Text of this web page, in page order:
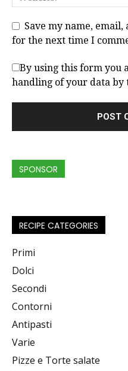
Save my name,
for the next time I
By using this form you
handling of your data by
SPONSOR
RECIPE CATEGORIES
Primi
Dolci
Secondi
Contorni
Antipasti
Varie
Pizze e Torte salate